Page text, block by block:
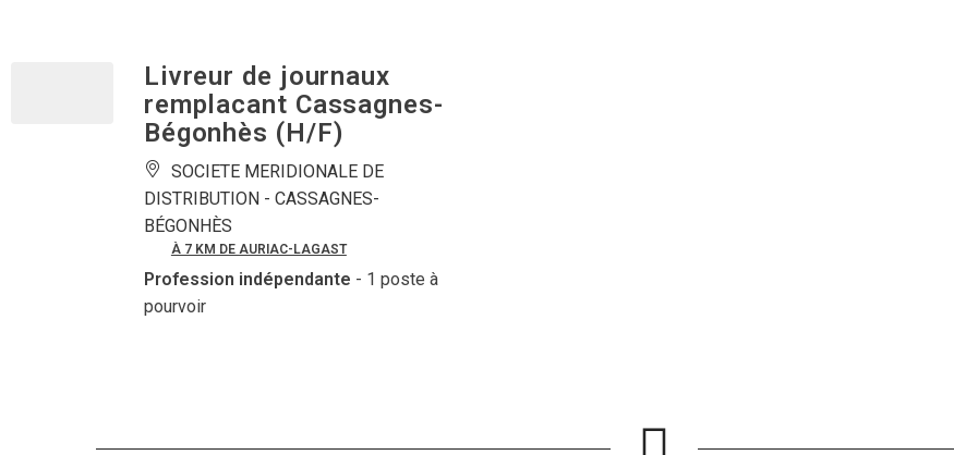
Livreur de journaux
remplacant Cassagnes-
Bégonhès (H/F)
SOCIETE MERIDIONALE DE
DISTRIBUTION - CASSAGNES-
BÉGONHÈS
À 7 KM DE AURIAC-LAGAST
Profession indépendante - 1 poste à
pourvoir